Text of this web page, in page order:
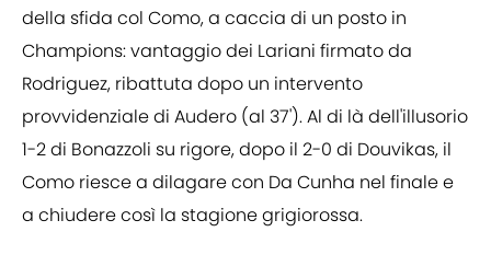
della sfida col Como, a caccia di un posto in
Champions: vantaggio dei Lariani firmato da
Rodriguez, ribattuta dopo un intervento
provvidenziale di Audero (al 37'). Al di là dell'illusorio
1-2 di Bonazzoli su rigore, dopo il 2-0 di Douvikas, il
Como riesce a dilagare con Da Cunha nel finale e
a chiudere così la stagione grigiorossa.